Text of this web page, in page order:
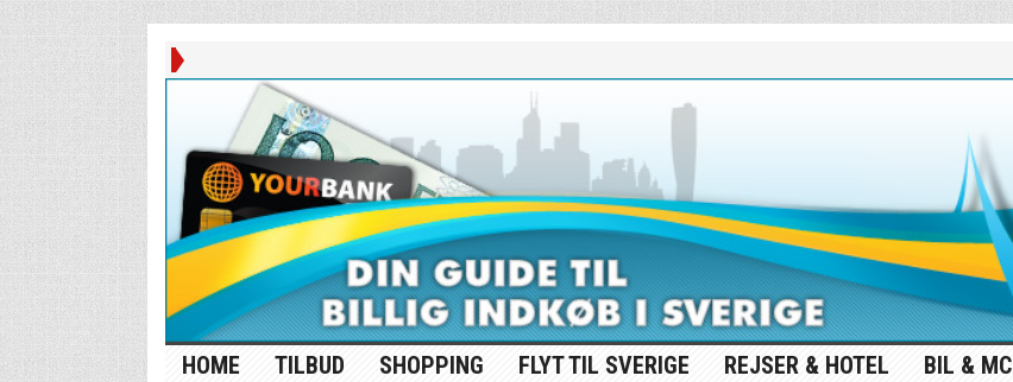
HOME TILBUD SHOPPING FLYT TIL SVERIGE REJSER & HOTEL BIL & MC